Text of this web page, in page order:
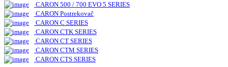
CARON 500 / 700 EVO 5 SERIES
CARON Postrekovač
CARON C SERIES
CARON CTK SERIES
CARON CT SERIES
CARON CTM SERIES
CARON CTS SERIES